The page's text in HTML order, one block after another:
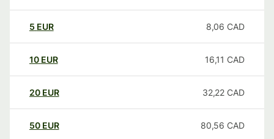
5 EUR 8,06 CAD
10 EUR 16,11 CAD
20 EUR 32,22 CAD
50 EUR 80,56 CAD